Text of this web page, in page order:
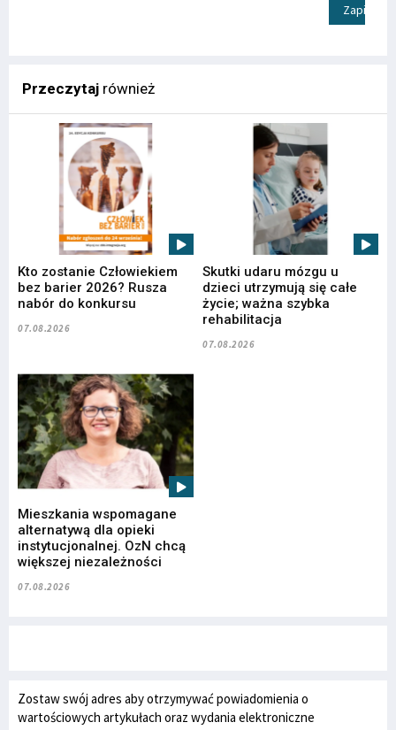
Zapisz
Przeczytaj również
Kto zostanie Człowiekiem
bez barier 2026? Rusza
nabór do konkursu
07.08.2026
Skutki udaru mózgu u
dzieci utrzymują się całe
życie; ważna szybka
rehabilitacja
07.08.2026
Mieszkania wspomagane
alternatywą dla opieki
instytucjonalnej. OzN chcą
większej niezależności
07.08.2026
Zostaw swój adres aby otrzymywać powiadomienia o
wartościowych artykułach oraz wydania elektroniczne